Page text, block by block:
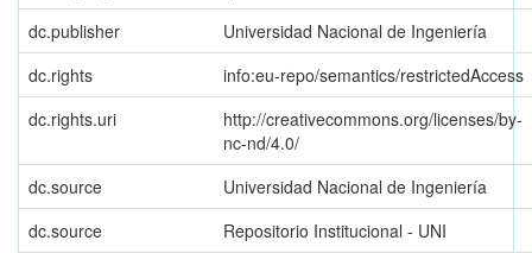
dc.publisher
Universidad Nacional de Ingeniería
dc.rights
info:eu-repo/semantics/restrictedAccess
dc.rights.uri
http://creativecommons.org/licenses/by-
nc-nd/4.0/
dc.source
Universidad Nacional de Ingeniería
dc.source
Repositorio Institucional - UNI